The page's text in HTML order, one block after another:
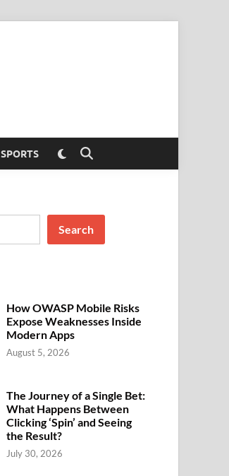
SPORTS Switch
to
Open
Search
Search
How OWASP Mobile Risks
Expose Weaknesses Inside
Modern Apps
August 5, 2026
The Journey of a Single Bet:
What Happens Between
Clicking ‘Spin’ and Seeing
the Result?
July 30, 2026